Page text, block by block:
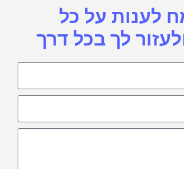
לענות על כל
לך בכל דרך